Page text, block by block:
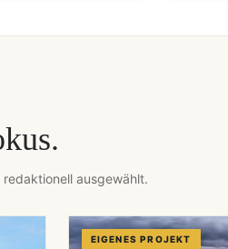
ausgewählt.
EIGENES PROJEKT